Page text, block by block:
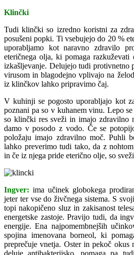
Klinčki
Tudi klinčki so izredno koristni za
posušeni popki. Ti vsebujejo do 20 %
uporabljamo kot naravno zdravilo
eteričnega olja, ki pomaga
izkašljevanje. Delujejo tudi protivnetno
virusom in blagodejno vplivajo na
iz klinčkov lahko pripravimo čaj.
V kuhinji se pogosto uporabljajo kot
poznani pa so v kuhanem vinu. Lepo
so klinčki res sveži in imajo zdravilno
damo v posodo z vodo. Če se
položaju imajo zdravilno moč. Puhli
lahko preverimo tudi tako, da z
in če iz njega pride eterično olje, so
Ingver: ima učinek globokega
jeter ter vse do živčnega sistema. S
topi nakopičeno sluz in zakisanost
energetske zastoje. Pravijo tudi, da
energije. Ena najpomembnejših
spojina imenovana borneol, ki
preprečuje vnetja. Oster in pekoč okus
deluje antibakterijsko, pomaga pa